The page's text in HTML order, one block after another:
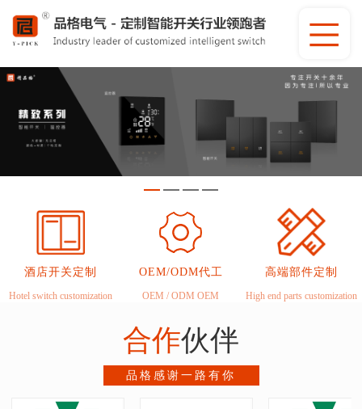
酒店开关定制
Hotel switch customization
OEM/ODM代工
OEM / ODM OEM
高端部件定制
High end parts customization
合作伙伴
品格感谢一路有你